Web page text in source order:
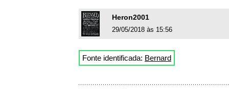
Heron2001
29/05/2018 às 15:56
Fonte identificada: Bernard